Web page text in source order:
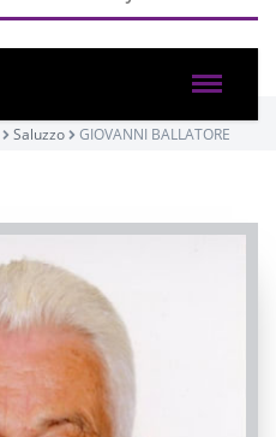
Saluzzo GIOVANNI BALLATORE